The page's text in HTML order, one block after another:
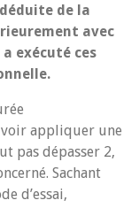
de la
avec
exécuté ces
voir appliquer une
pas dépasser 2,
Sachant
d’essai,